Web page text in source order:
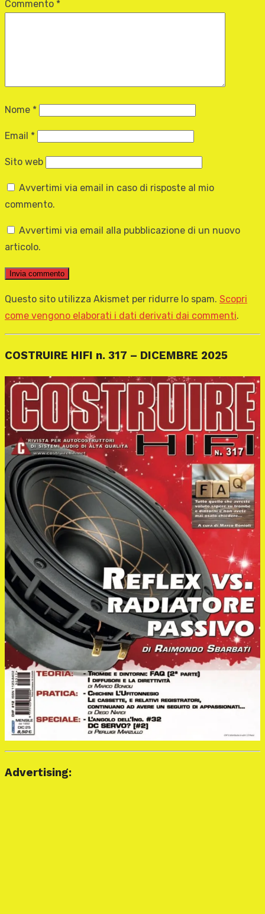
Commento *
Nome *
Email *
Sito web
Avvertimi via email in caso di risposte al mio
commento.
Avvertimi via email alla pubblicazione di un nuovo
articolo.
Questo sito utilizza Akismet per ridurre lo spam. Scopri
come vengono elaborati i dati derivati dai commenti.
COSTRUIRE HIFI n. 317 – DICEMBRE 2025
Advertising: